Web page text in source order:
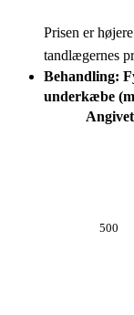
Prisen er
tandlægernes
Behandling:
underkæbe
500